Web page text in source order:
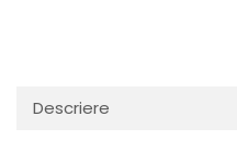
Descriere